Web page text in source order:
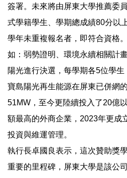
簽署。未來將由屏東大學推薦委
式學籍學生、學期總成績80分以
學年未重複報名者，即符合資格
如：弱勢證明、環境永續相關計
陽光進行決選，每學期各5位學生
寶島陽光再生能源在屏東已併網
51MW，至今更陸續投入了20億
額最高的外商企業，2023年更成
投資與維運管理。
執行長卓國良表示，這次贊助獎
重要的里程碑，屏東大學是該公